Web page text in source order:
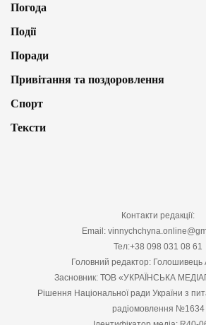
Погода
Події
Поради
Привітання та поздоровлення
Спорт
Тексти
Контакти редакції:
Email:
Тел:+38 098 031 08 61
Головний редактор: Голошивець
Засновник: ТОВ «УКРАЇНСЬКА
Рішення Національної ради України з
радіомовлення №1634